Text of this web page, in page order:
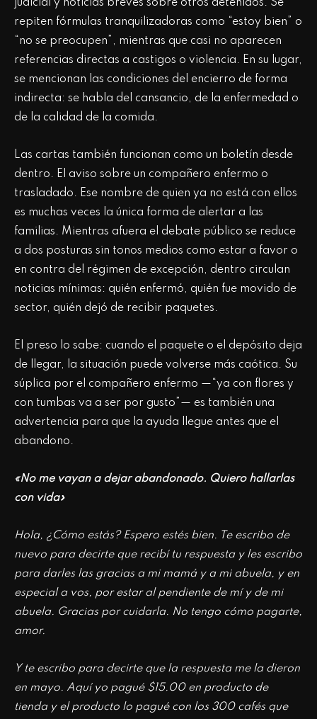
judicial y noticias breves sobre otros detenidos. Se
repiten fórmulas tranquilizadoras como “estoy bien” o
“no se preocupen”, mientras que casi no aparecen
referencias directas a castigos o violencia. En su lugar,
se mencionan las condiciones del encierro de forma
indirecta: se habla del cansancio, de la enfermedad o
de la calidad de la comida.
Las cartas también funcionan como un boletín desde
dentro. El aviso sobre un compañero enfermo o
trasladado. Ese nombre de quien ya no está con ellos
es muchas veces la única forma de alertar a las
familias. Mientras afuera el debate público se reduce
a dos posturas sin tonos medios como estar a favor o
en contra del régimen de excepción, dentro circulan
noticias mínimas: quién enfermó, quién fue movido de
sector, quién dejó de recibir paquetes.
El preso lo sabe: cuando el paquete o el depósito deja
de llegar, la situación puede volverse más caótica. Su
súplica por el compañero enfermo —“ya con flores y
con tumbas va a ser por gusto”— es también una
advertencia para que la ayuda llegue antes que el
abandono.
«No me vayan a dejar abandonado. Quiero hallarlas
con vida»
Hola, ¿Cómo estás? Espero estés bien. Te escribo de
nuevo para decirte que recibí tu respuesta y les escribo
para darles las gracias a mi mamá y a mi abuela, y en
especial a vos, por estar al pendiente de mí y de mi
abuela. Gracias por cuidarla. No tengo cómo pagarte,
amor.
Y te escribo para decirte que la respuesta me la dieron
en mayo. Aquí yo pagué $15.00 en producto de
tienda y el producto lo pagué con los 300 cafés que